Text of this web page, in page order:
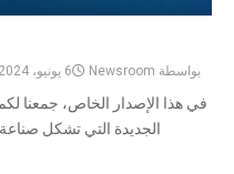
بواسطة Newsroom 6 يونيو، 2024
في هذا الإصدار الخاص، جمعنا
الجديدة التي تشكل